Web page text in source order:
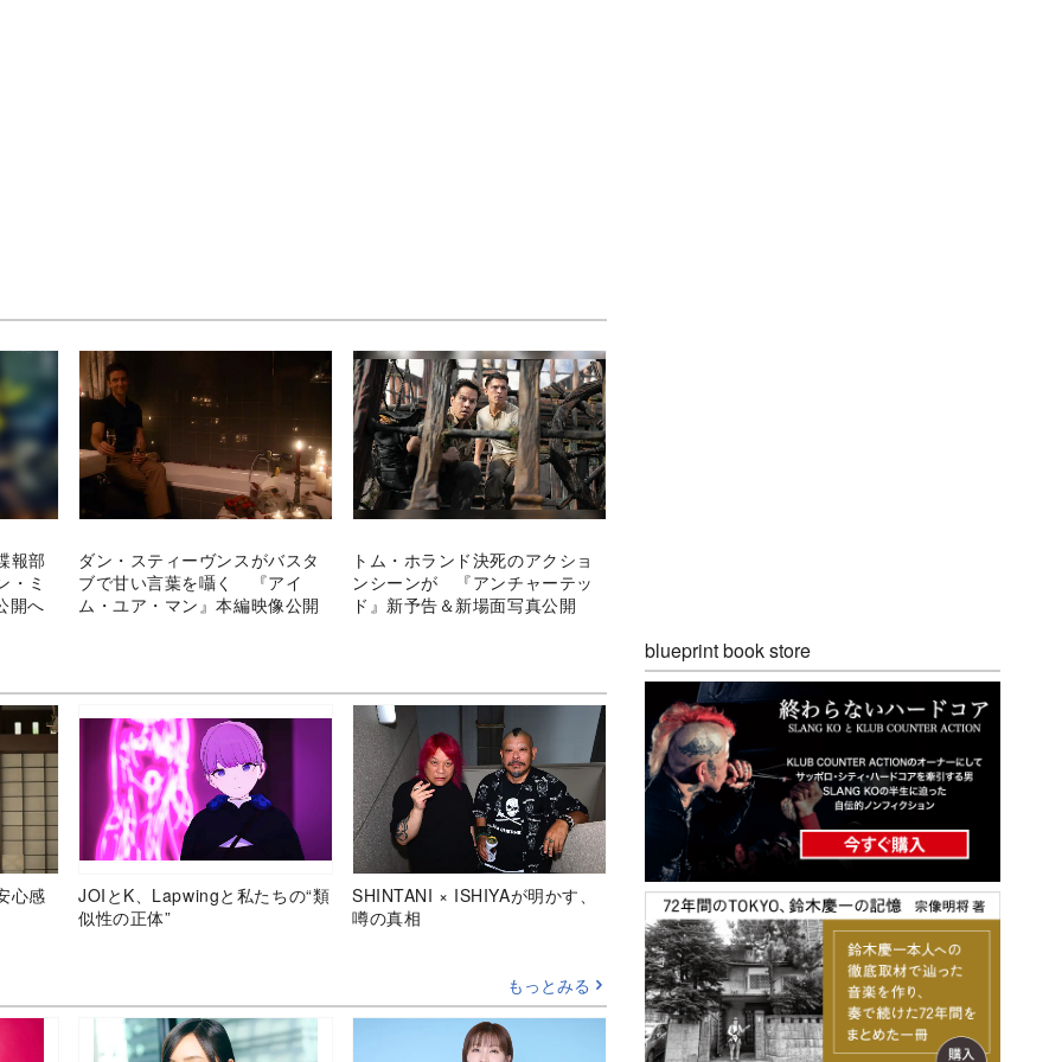
報部
・ミ
開へ
ダン・スティーヴンスがバスタ
ブで甘い言葉を囁く 『アイ
ム・ユア・マン』本編映像公開
トム・ホランド決死のアクショ
ンシーンが 『アンチャーテッ
ド』新予告＆新場面写真公開
心感
JOIとK、Lapwingと私たちの“類
似性の正体”
SHINTANI × ISHIYAが明かす、
噂の真相
もっとみる
blueprint book store